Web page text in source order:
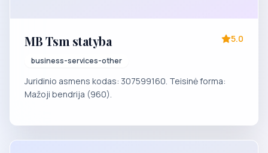
MB Tsm statyba
business-services-other
5.0
Juridinio asmens kodas: 307599160. Teisinė forma:
Mažoji bendrija (960).